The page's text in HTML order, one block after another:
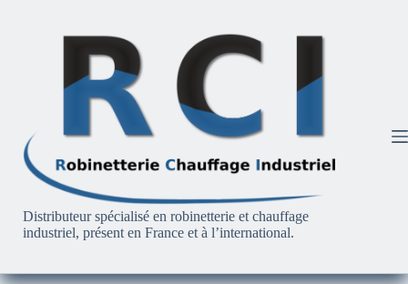
Distributeur spécialisé en robinetterie et chauffage
industriel, présent en France et à l’international.